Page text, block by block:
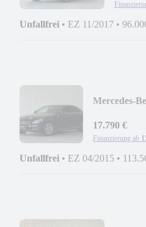
Unfallfrei • EZ 11/2017 •
Mercedes-
17.790 €
Finanzierung ab
Unfallfrei • EZ 04/2015 •